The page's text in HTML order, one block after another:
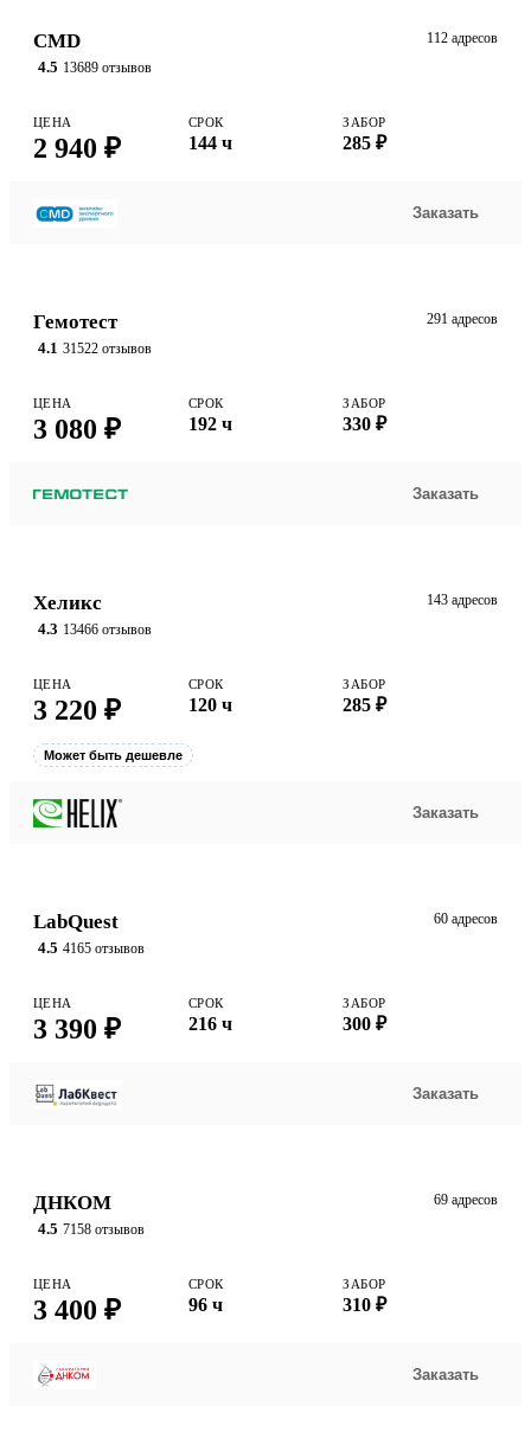
CMD
4.5 13689 отзывов
112 адресов
ЦЕНА
2 940 ₽
СРОК
144 ч
ЗАБОР
285 ₽
Заказать
Гемотест
4.1 31522 отзывов
291 адресов
ЦЕНА
3 080 ₽
СРОК
192 ч
ЗАБОР
330 ₽
Заказать
Хеликс
4.3 13466 отзывов
143 адресов
ЦЕНА
3 220 ₽
СРОК
120 ч
ЗАБОР
285 ₽
Может быть дешевле
Заказать
LabQuest
4.5 4165 отзывов
60 адресов
ЦЕНА
3 390 ₽
СРОК
216 ч
ЗАБОР
300 ₽
Заказать
ДНКОМ
4.5 7158 отзывов
69 адресов
ЦЕНА
3 400 ₽
СРОК
96 ч
ЗАБОР
310 ₽
Заказать